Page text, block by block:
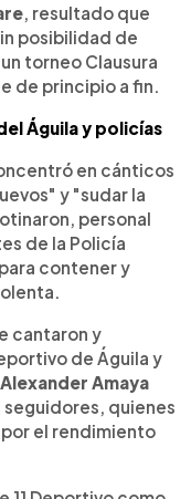
, resultado que
posibilidad de
torneo Clausura
de principio a fin.
Águila y policías
en cánticos
y "sudar la
personal
de la Policía
contener y
cantaron y
de Águila y
Alexander Amaya
quienes
el rendimiento